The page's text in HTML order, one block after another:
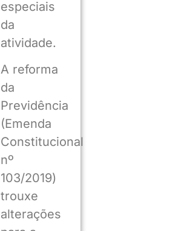
especiais
da
atividade.
A reforma
da
Previdência
(Emenda
Constitucional
nº
103/2019)
trouxe
alterações